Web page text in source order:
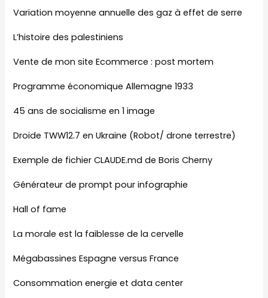
Variation moyenne annuelle des gaz à effet de serre
L’histoire des palestiniens
Vente de mon site Ecommerce : post mortem
Programme économique Allemagne 1933
45 ans de socialisme en 1 image
Droide TWW12.7 en Ukraine (Robot/ drone terrestre)
Exemple de fichier CLAUDE.md de Boris Cherny
Générateur de prompt pour infographie
Hall of fame
La morale est la faiblesse de la cervelle
Mégabassines Espagne versus France
Consommation energie et data center